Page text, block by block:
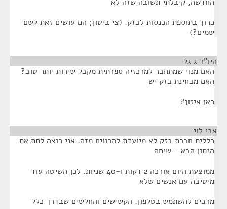
כרוך בתוספת הכנסות לבזק. (צי ביטון; הם עושים זאת לשם
שמים?)
היו"ר ג גל
האם מנוי שמתחבר למרכזיה ספרתית מקבל שירות יותר טוב?
האם מבחינת בזק יש
כאן איזון?
אבי לוי
כללית חברת בזק לא מיועדת להרוויח מזה. אני רוצה לתת את
הנתון הבא - שיחה
ממוצעת היום אורכה 2 דקות ו-40 שניות. לכן השיטה עוד
מיטיבה עם אנשים שלא
מרבים להשתמש בטלפון. הקשישים והחלשים שבדרך כלל